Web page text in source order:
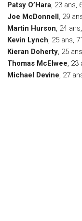
Patsy O’Hara, 23 ans,
Joe McDonnell, 29
Martin Hurson, 24
Kevin Lynch, 25 ans,
Kieran Doherty, 25
Thomas McElwee, 23
Michael Devine, 27